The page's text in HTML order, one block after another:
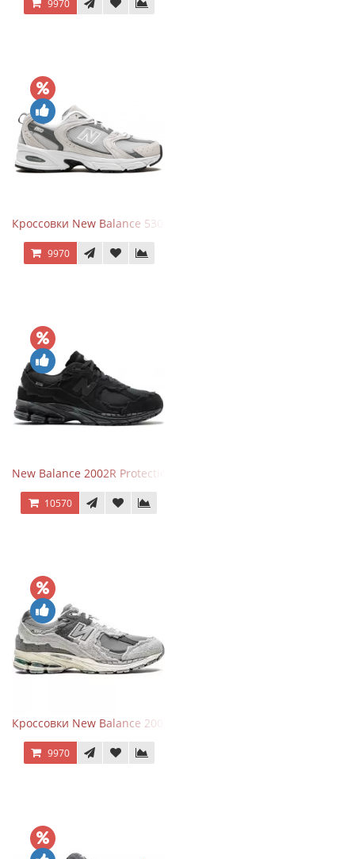
9970
Кроссовки New Balance 530 Grey Matter Harbor Grey
9970
New Balance 2002R Protection Phantom Black
10570
Кроссовки New Balance 2002R Protection Pack Grey
9970